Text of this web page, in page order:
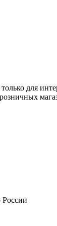
для
России